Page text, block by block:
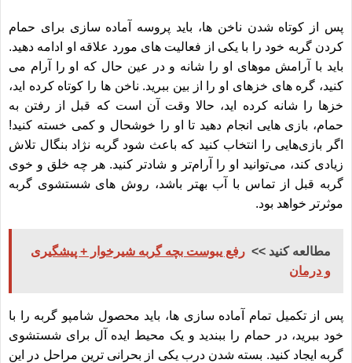
پس از کوتاه شدن ناخن ها، باید پروسه آماده سازی برای حمام
کردن گربه خود را با یکی از فعالیت های مورد علاقه او ادامه دهید.
باید با آرامش موهای او را شانه و در عین حال که او را آرام می
کنید، گره های خزهای او را از بین ببرید. ناخن ها را کوتاه کرده اید،
خزها را شانه کرده اید، حالا وقت آن است که قبل از رفتن به
حمام، بازی هایی انجام دهید تا او را خوشحال و کمی خسته کنید!
اگر بازی‌هایی را انتخاب کنید که باعث شودگربه نژاد بنگال تلاش
زیادی کند، می‌توانید او را آرام‌تر و شادتر کنید. هر چه خلق و خوی
گربه قبل از تماس با آب بهتر باشد، روش های شستشوی گربه
موثرتر خواهد بود.
مطالعه کنید >> رفع یبوست بچه گربه شیرخوار + پیشگیری
و درمان
پس از تکمیل تمام آماده سازی ها، باید محصول شامپو گربه را با
خود ببرید، در حمام را ببندید و یک محیط ایده آل برای شستشوی
گربه ایجاد کنید. بسته شدن درب یکی از بحرانی ترین مراحل در این